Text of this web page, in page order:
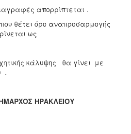
απορρίπτεται .
θέτει όρο αναπροσαρμογής
ως
κάλυψης θα γίνει με
.
ΗΡΑΚΛΕΙΟΥ